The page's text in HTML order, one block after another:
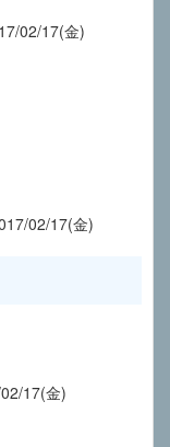
02/17(金)
02/17(金)
17(金)